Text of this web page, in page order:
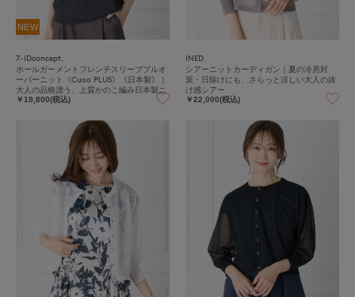
NEW
7-IDconcept.
ホールガーメントフレンチスリーブプルオ
ーバーニット《Cuoo PLUS》《日本製》｜
大人の品格漂う、上質かのこ編み日本製ニ
ット
￥19,800(税込)
INED
シアーニットカーディガン｜夏の冷房対
策・日除けにも、さらっと涼しい大人の抜
け感シアー
￥22,000(税込)